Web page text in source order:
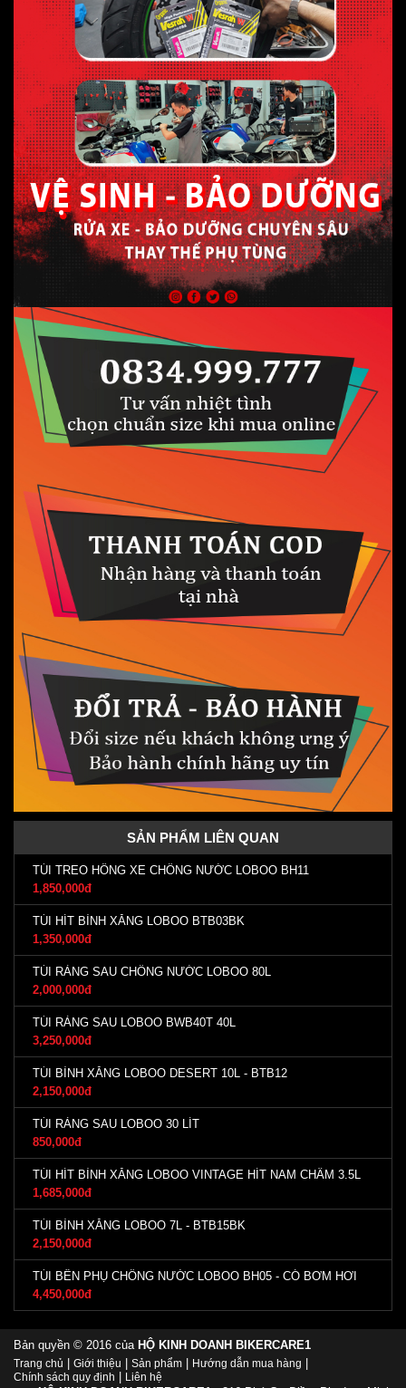
SẢN PHẨM LIÊN QUAN
TÚI TREO HÔNG XE CHỐNG NƯỚC LOBOO BH11
1,850,000đ
TÚI HÍT BÌNH XĂNG LOBOO BTB03BK
1,350,000đ
TÚI RÀNG SAU CHỐNG NƯỚC LOBOO 80L
2,000,000đ
TÚI RÀNG SAU LOBOO BWB40T 40L
3,250,000đ
TÚI BÌNH XĂNG LOBOO DESERT 10L - BTB12
2,150,000đ
TÚI RÀNG SAU LOBOO 30 LÍT
850,000đ
TÚI HÍT BÌNH XĂNG LOBOO VINTAGE HÍT NAM CHÂM 3.5L
1,685,000đ
TÚI BÌNH XĂNG LOBOO 7L - BTB15BK
2,150,000đ
TÚI BÊN PHỤ CHỐNG NƯỚC LOBOO BH05 - CÓ BƠM HƠI
4,450,000đ
Bản quyền © 2016 của HỘ KINH DOANH BIKERCARE1
Trang chủ Giới thiệu Sản phẩm Hướng dẫn mua hàng
Chính sách quy định Liên hệ